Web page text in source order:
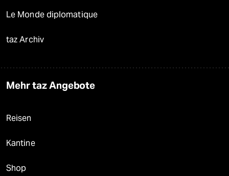
Le Monde diplomatique
taz Archiv
Mehr taz Angebote
Reisen
Kantine
Shop